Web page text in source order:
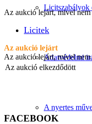
Licitszabályok
Adatvédelmi
A nyertes
Az aukció lejárt, mivel
Licitek
Az aukció lejárt
Az aukció lejárt, mivel
Az aukció elkezdődött
FACEBOOK